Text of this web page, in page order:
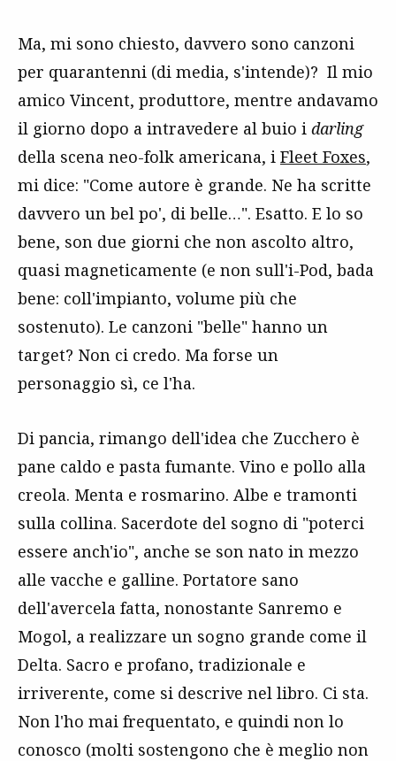
Ma, mi sono chiesto, davvero sono canzoni
per quarantenni (di media, s'intende)? Il mio
amico Vincent, produttore, mentre andavamo
il giorno dopo a intravedere al buio i darling
della scena neo-folk americana, i Fleet Foxes,
mi dice: "Come autore è grande. Ne ha scritte
davvero un bel po', di belle…". Esatto. E lo so
bene, son due giorni che non ascolto altro,
quasi magneticamente (e non sull'i-Pod, bada
bene: coll'impianto, volume più che
sostenuto). Le canzoni "belle" hanno un
target? Non ci credo. Ma forse un
personaggio sì, ce l'ha.
Di pancia, rimango dell'idea che Zucchero è
pane caldo e pasta fumante. Vino e pollo alla
creola. Menta e rosmarino. Albe e tramonti
sulla collina. Sacerdote del sogno di "poterci
essere anch'io", anche se son nato in mezzo
alle vacche e galline. Portatore sano
dell'avercela fatta, nonostante Sanremo e
Mogol, a realizzare un sogno grande come il
Delta. Sacro e profano, tradizionale e
irriverente, come si descrive nel libro. Ci sta.
Non l'ho mai frequentato, e quindi non lo
conosco (molti sostengono che è meglio non